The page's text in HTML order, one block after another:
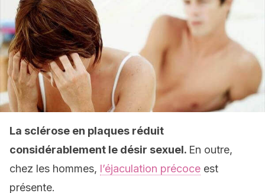
La sclérose en plaques réduit
considérablement le désir sexuel. En outre,
chez les hommes, l’éjaculation précoce est
présente.